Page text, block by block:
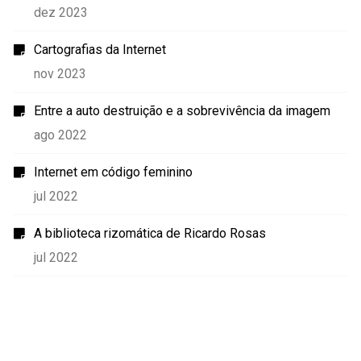
dez 2023
Cartografias da Internet
nov 2023
Entre a auto destruição e a sobrevivência da imagem
ago 2022
Internet em código feminino
jul 2022
A biblioteca rizomática de Ricardo Rosas
jul 2022